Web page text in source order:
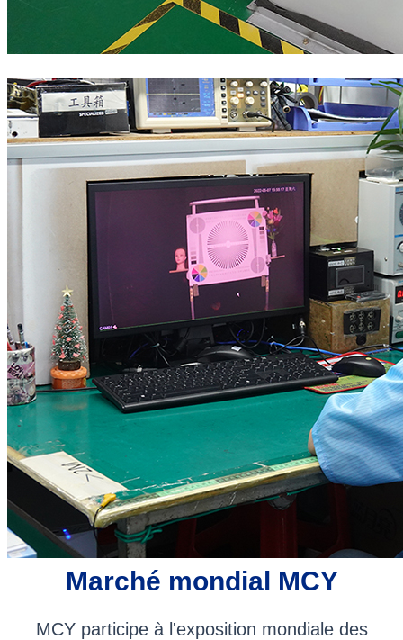
Marché mondial MCY
MCY participe à l'exposition mondiale des